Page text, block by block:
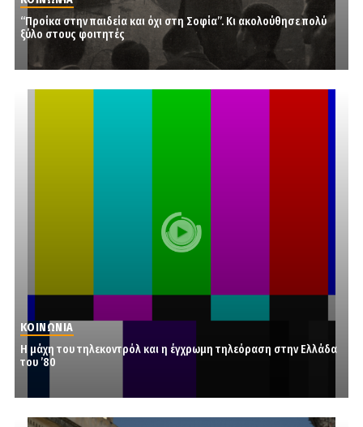
“Προίκα στην παιδεία και όχι στη Σοφία”. Κι ακολούθησε πολύ
ξύλο στους φοιτητές
ΚΟΙΝΩΝΙΑ
Η μάχη του τηλεκοντρόλ και η έγχρωμη τηλεόραση στην Ελλάδα
του ’80